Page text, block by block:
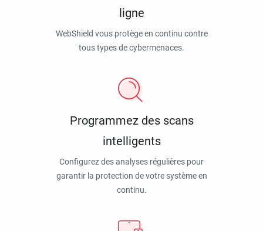
ligne
WebShield vous protège en continu contre
tous types de cybermenaces.
Programmez des scans
intelligents
Configurez des analyses régulières pour
garantir la protection de votre système en
continu.